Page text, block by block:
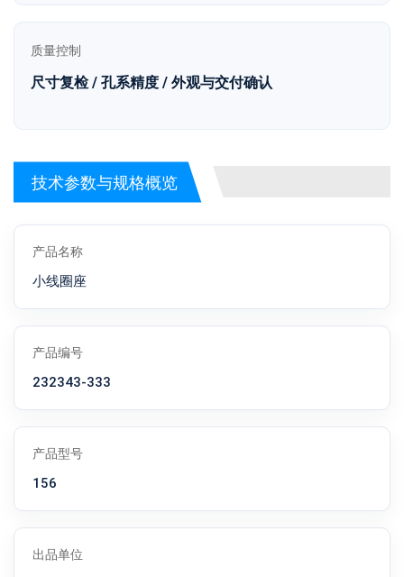
质量控制
尺寸复检 / 孔系精度 / 外观与交付确认
技术参数与规格概览
产品名称
小线圈座
产品编号
232343-333
产品型号
156
出品单位